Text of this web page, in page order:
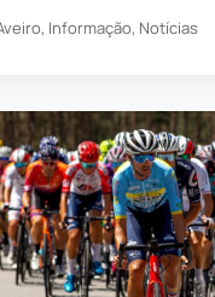
, Informação, Notícias